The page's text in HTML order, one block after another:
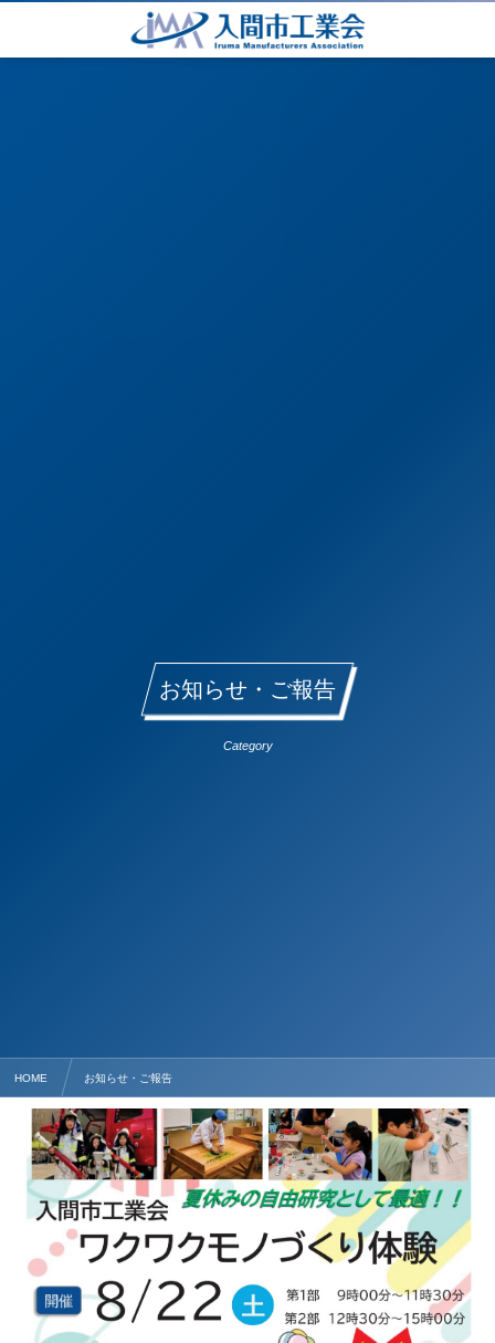
お知らせ・ご報告
Category
HOME お知らせ・ご報告